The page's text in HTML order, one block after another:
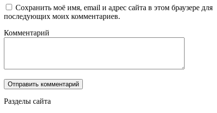
Сохранить моё имя, email и адрес сайта в этом браузере для
последующих моих комментариев.
Комментарий
Разделы сайта